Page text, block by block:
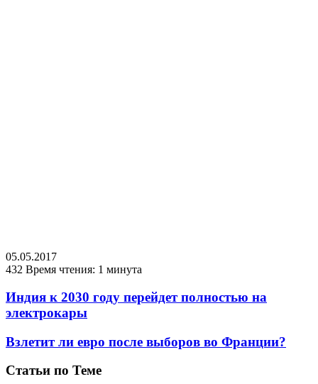
05.05.2017
432 Время чтения: 1 минута
Индия к 2030 году перейдет полностью на
электрокары
Взлетит ли евро после выборов во Франции?
Статьи по Теме